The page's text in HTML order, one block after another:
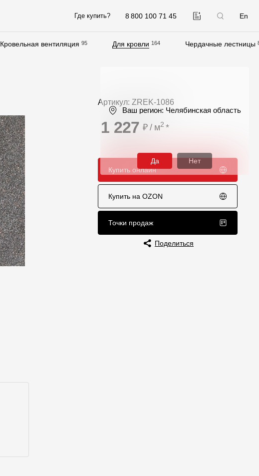
8 800 100 71 45 En
Где купить?
Кровельная вентиляция 95 Для кровли 164 Чердачные лестницы
Качество фасадов
Отправка рекламации
Предложения по сотрудничеству
Вакансии
Артикул: ZREK-1086
1 227 ₽ / м2 *
Купить онлайн
Купить на OZON
Точки продаж
Поделиться
Ваш регион: Челябинская область
Да Нет